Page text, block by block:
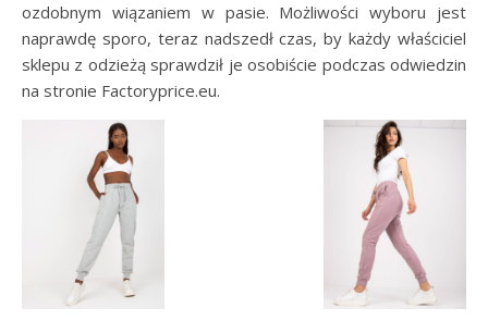
ozdobnym wiązaniem w pasie. Możliwości wyboru jest
naprawdę sporo, teraz nadszedł czas, by każdy właściciel
sklepu z odzieżą sprawdził je osobiście podczas odwiedzin
na stronie Factoryprice.eu.